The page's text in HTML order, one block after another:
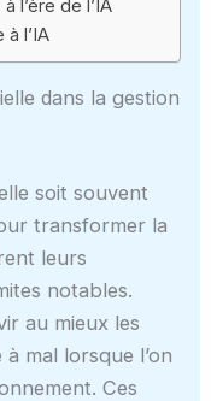
l’ère de l’IA
à l’IA
dans la gestion
soit souvent
transformer la
leurs
notables.
au mieux les
mal lorsque l’on
Ces